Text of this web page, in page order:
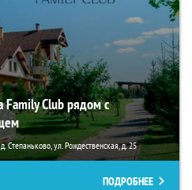
Club рядом с
ул. Рождественская, д. 25
ПОДРОБНЕЕ